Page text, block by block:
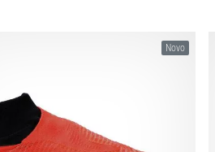
Novo